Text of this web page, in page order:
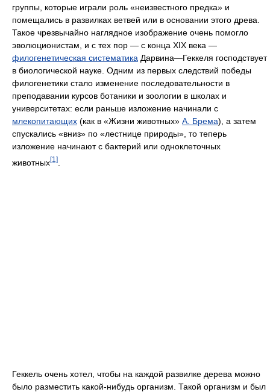
группы, которые играли роль «неизвестного предка» и
помещались в развилках ветвей или в основании этого древа.
Такое чрезвычайно наглядное изображение очень помогло
эволюционистам, и с тех пор — с конца XIX века —
филогенетическая систематика Дарвина—Геккеля господствует
в биологической науке. Одним из первых следствий победы
филогенетики стало изменение последовательности в
преподавании курсов ботаники и зоологии в школах и
университетах: если раньше изложение начинали с
млекопитающих (как в «Жизни животных» А. Брема), а затем
спускались «вниз» по «лестнице природы», то теперь
изложение начинают с бактерий или одноклеточных
животных[1]
Геккель очень хотел, чтобы на каждой развилке дерева можно
было разместить какой-нибудь организм. Такой организм и был